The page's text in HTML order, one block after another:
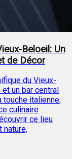
Beloeil: Un
de Décor
du Vieux-
un bar central
touche italienne,
culinaire
ce lieu
nature,